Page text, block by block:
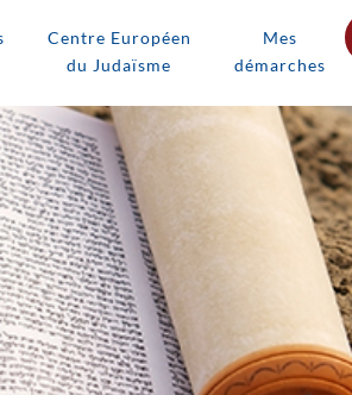
Centre Européen
du Judaïsme
Mes
démarches